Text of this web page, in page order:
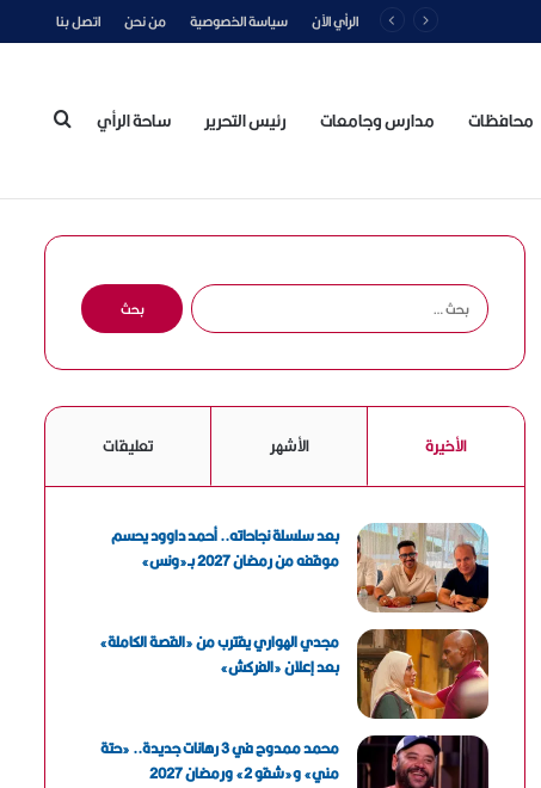
الرأي الآن سياسة الخصوصية من نحن اتصل بنا
محافظات مدارس وجامعات رئيس التحرير ساحة الرأي
ا
ل
ح
الأخيرة الأشهر تعليقات
بعد سلسلة نجاحاته.. أحمد داوود يحسم
موقفه من رمضان 2027 بـ«ونس»
مجدي الهواري يقترب من «القصة الكاملة»
بعد إعلان «الفركش»
محمد ممدوح في 3 رهانات جديدة.. «حتة
مني» و«شقو 2» ورمضان 2027